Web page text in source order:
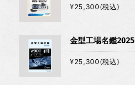
¥25,300(税込)
金型工場名鑑2025
¥25,300(税込)